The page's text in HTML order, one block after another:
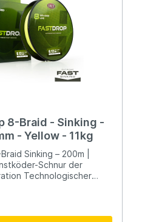
8-Braid - Sinking -
- Yellow - 11kg
Sinking – 200m |
Schnur der
Technologischer
Die DLT FastDrop 8-
entwickelt, die optimale